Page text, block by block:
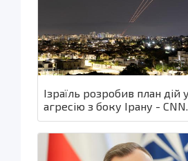
Ізраїль розробив план дій
агресію з боку Ірану - CNN.